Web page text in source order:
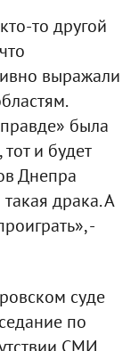
то другой
выражали
была
и будет
Днепра
драка. А
-
суде
по
СМИ